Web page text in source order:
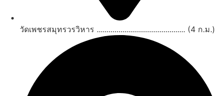
วัดเพชรสมุทรวรวิหาร ............................................. (4 ก.ม.)